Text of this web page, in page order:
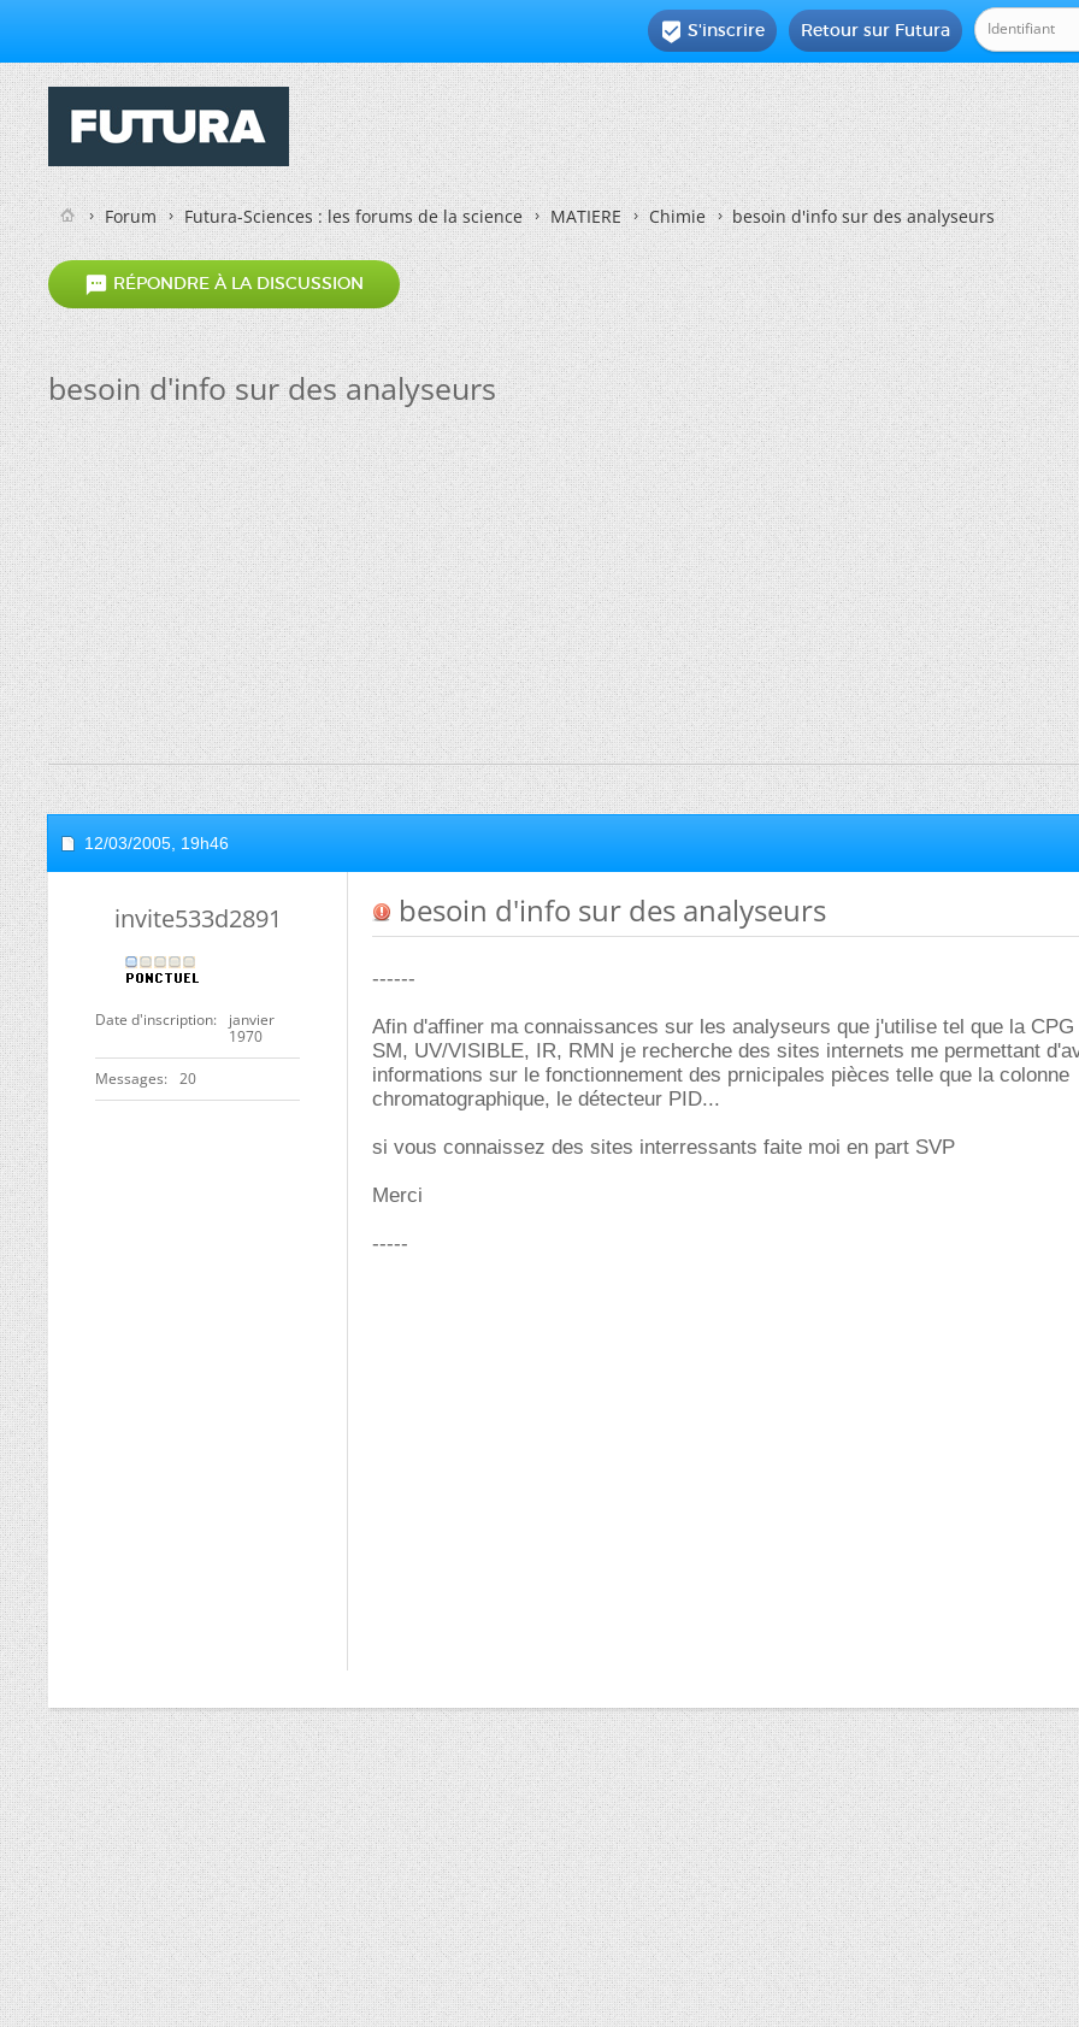
Retour sur Futura
 S'inscrire
Forum Futura-Sciences : les forums de la science MATIERE Chimie besoin d'info sur des analyseurs
 RÉPONDRE À LA DISCUSSION
besoin d'info sur des analyseurs
12/03/2005, 19h46
invite533d2891
Date d'inscription
janvier
1970
Messages 20
besoin d'info sur des analyseurs
------
Afin d'affiner ma connaissances sur les analyseurs que j'utilise tel que la CPG
SM, UV/VISIBLE, IR, RMN je recherche des sites internets me permettant
informations sur le fonctionnement des prnicipales pièces telle que la colonne
chromatographique, le détecteur PID...
si vous connaissez des sites interressants faite moi en part SVP
Merci
-----